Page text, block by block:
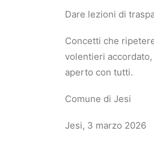
Dare lezioni di
Concetti che
volentieri
aperto con tutti.
Comune di Jesi
Jesi, 3 marzo 2026